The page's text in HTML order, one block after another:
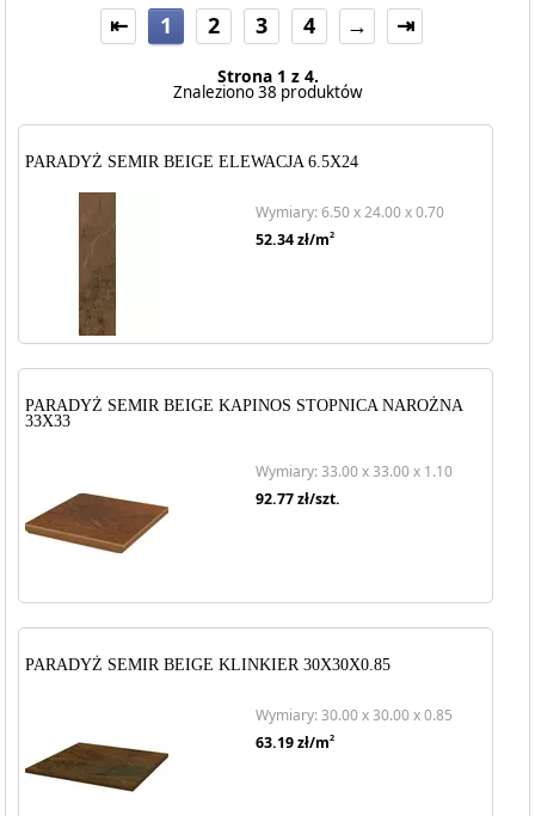
⇤ 1 2 3 4 → ⇥
Strona 1 z 4.
Znaleziono 38 produktów
PARADYŻ SEMIR BEIGE ELEWACJA 6.5X24
Wymiary: 6.50 x 24.00 x 0.70
52.34zł/m2
PARADYŻ SEMIR BEIGE KAPINOS STOPNICA NAROŻNA
33X33
Wymiary: 33.00 x 33.00 x 1.10
92.77zł/szt.
PARADYŻ SEMIR BEIGE KLINKIER 30X30X0.85
Wymiary: 30.00 x 30.00 x 0.85
63.19zł/m2